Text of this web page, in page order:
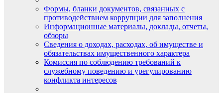
Формы, бланки документов, связанных с
противодействием коррупции для заполнения
Информационные материалы, доклады, отчеты,
обзоры
Сведения о доходах, расходах, об имуществе и
обязательствах имущественного характера
Комиссия по соблюдению требований к
служебному поведению и урегулированию
конфликта интересов